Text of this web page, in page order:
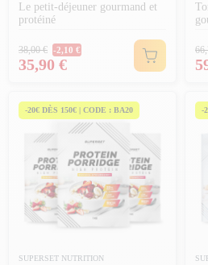
Le petit-déjeuner gourmand et
protéiné
Prix Normal
38,00 € -2,10 €
Prix
35,90 €
-20€ DÈS 150€ | CODE : BA20
SUPERSET NUTRITION
-